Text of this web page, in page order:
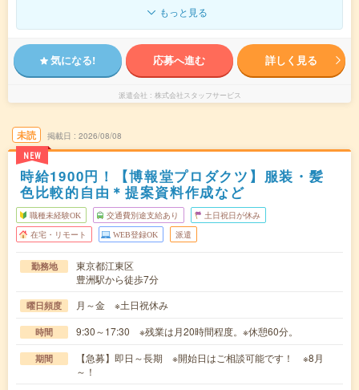
もっと見る
気になる! 応募へ進む 詳しく見る
派遣会社 株式会社スタッフサービス
未読
NEW
掲載日 2026/08/08
時給1900円！【博報堂プロダクツ】服装・髪
色比較的自由＊提案資料作成など
職種未経験OK 交通費別途支給あり 土日祝日が休み
在宅・リモート WEB登録OK 派遣
勤務地
東京都江東区
豊洲駅から徒歩7分
曜日頻度 月～金 ※土日祝休み
時間 9:30～17:30 ※残業は月20時間程度。※休憩60分。
期間
【急募】即日～長期 ※開始日はご相談可能です！ ※8月
～！